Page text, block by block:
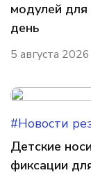
модулей
день
5 августа 2026
#Новости
Детские
фиксации